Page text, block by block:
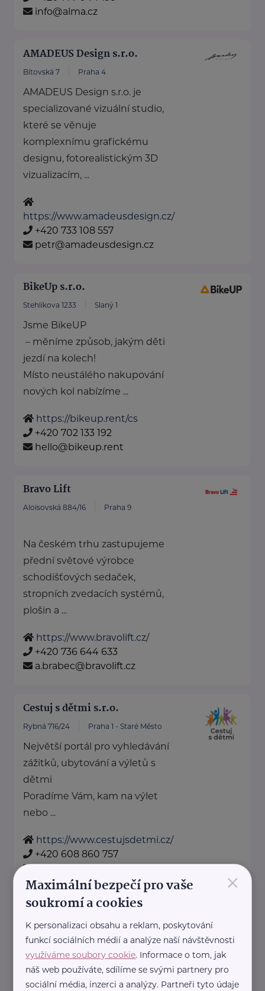
info@alma.cz
AMADEUS Design s.r.o.
Bítovská 7 Praha 4
AMADEUS Design s.r.o. je
specializované vizuální studio,
které se věnuje
komplexnímu grafickému
designu, fotorealistickým 3D
vizualizacím, ...
https://www.amadeusdesign.cz/
+420 733 108 557
petr@amadeusdesign.cz
BikeUp s.r.o.
Stehlíkova 1233 Slaný 1
Jsme BikeUP
– měníme způsob, jakým děti
jezdí na kolech!
Místo neustálého nakupování
nových kol nabízíme ...
https://bikeup.rent/cs
+420 702 133 192
hello@bikeup.rent
Bravo Lift
Aloisovská 884/16 Praha 9
Na českém trhu zastupujeme
přední světové výrobce
schodišťových sedaček,
stropních zvedacích systémů,
plošin a ...
https://www.bravolift.cz/
+420 736 644 633
a.brabec@bravolift.cz
Cestuj s dětmi s.r.o.
Rybná 716/24 Praha 1 - Staré Město
Největší portál pro vyhledávání
zážitků, ubytování a výletů s
dětmi
Poradíme Vám, kam na výlet
nebo ...
https://www.cestujsdetmi.cz/
+420 608 860 757
Cosmee Vision s. r. o.
Kodaňská 1441/46 Praha 10
Sallie je značka lesní kosmetiky z
Karlových Varů.
Propojuje kvalitní přírodní
×
Maximální bezpečí pro vaše
soukromí a cookies
K personalizaci obsahu a reklam, poskytování
funkcí sociálních médií a analýze naší návštěvnosti
využíváme soubory cookie. Informace o tom, jak
náš web používáte, sdílíme se svými partnery pro
sociální média, inzerci a analýzy. Partneři tyto údaje